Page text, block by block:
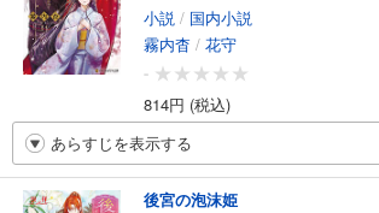
小説 / 国内小説
霧内杳 / 花守
-
814円 (税込)
あらすじを表示する
後宮の泡沫姫